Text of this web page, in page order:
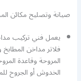
صيانة وتصليح مكائن
يعمل فني تركيب
فلاتر مداخن المطابخ
المروحة وقاعدة
الخدوش أو الجروح